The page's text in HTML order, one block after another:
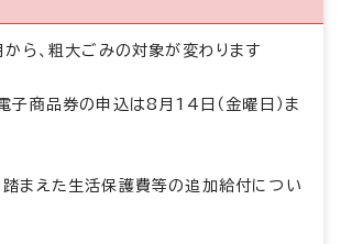
ら、粗大ごみの対象が変わります
子商品券の申込は8月14日（金曜日）ま
まえた生活保護費等の追加給付につい